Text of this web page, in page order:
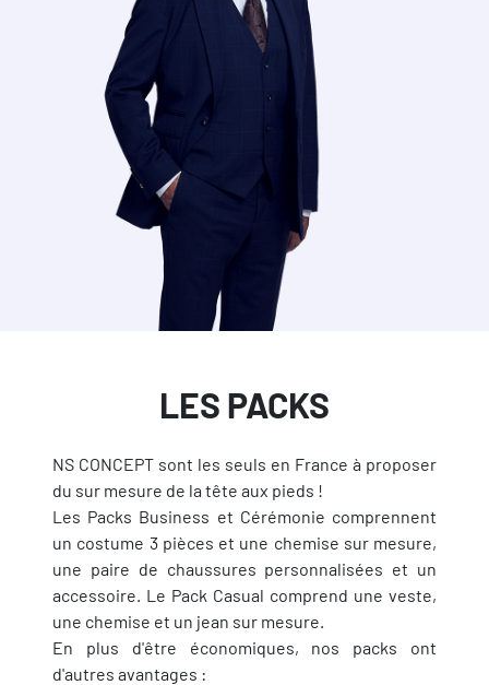
LES PACKS
NS CONCEPT sont les seuls en France à proposer
du sur mesure de la tête aux pieds !
Les Packs Business et Cérémonie comprennent
un costume 3 pièces et une chemise sur mesure,
une paire de chaussures personnalisées et un
accessoire. Le Pack Casual comprend une veste,
une chemise et un jean sur mesure.
En plus d'être économiques, nos packs ont
d'autres avantages :